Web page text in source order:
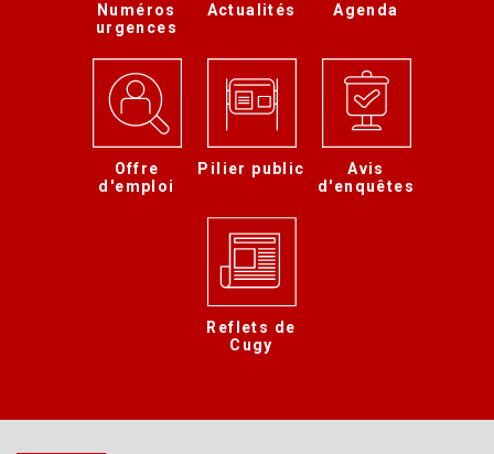
Numéros
urgences
Actualités Agenda
Offre
d'emploi
Pilier public
Avis
d'enquêtes
Reflets de
Cugy